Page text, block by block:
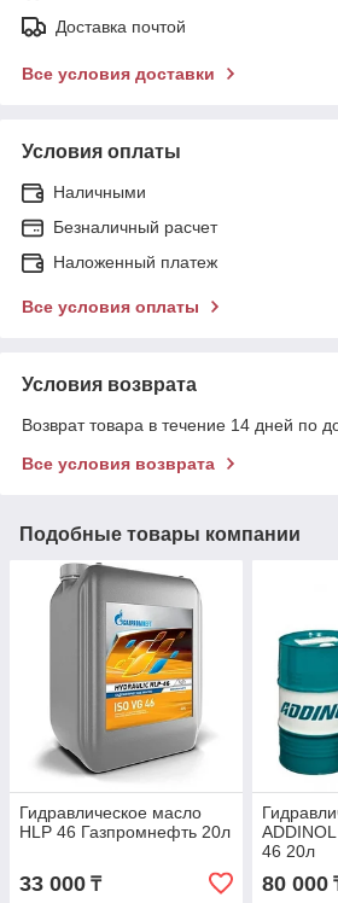
Доставка почтой
Все условия доставки
Условия оплаты
Наличными
Безналичный расчет
Наложенный платеж
Все условия оплаты
Условия возврата
Возврат товара в течение 14 дней по
Все условия возврата
Подобные товары компании
Гидравлическое масло
HLP 46 Газпромнефть 20л
33 000 ₸
46 20л
80 000